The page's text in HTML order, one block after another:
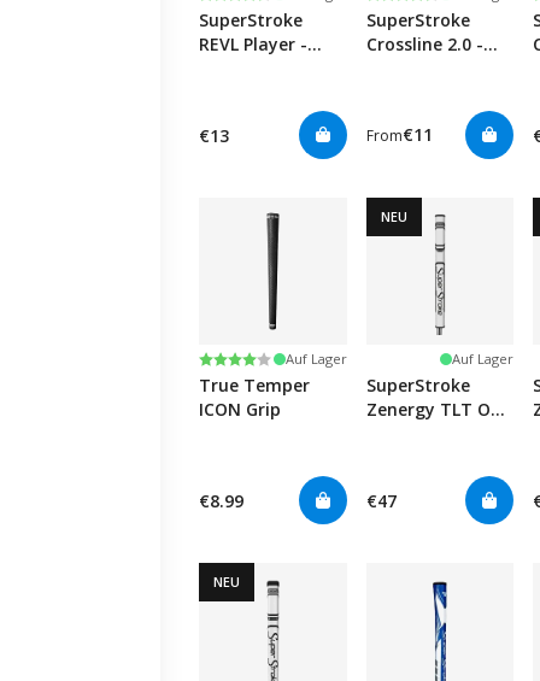
SuperStroke
REVL Player -
€13
SuperStroke
Crossline 2.0 -
From€11
Bewertung:
4.0 von 5 Sternen
Auf Lager
True Temper
ICON Grip
€8.99
NEU
Auf Lager
SuperStroke
Zenergy TLT Off-
€47
NEU